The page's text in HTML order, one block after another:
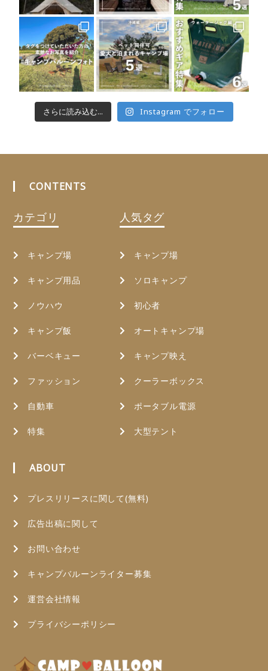
さらに読み込む... Instagram でフォロー
CONTENTS
カテゴリ
キャンプ場
キャンプ用品
ノウハウ
キャンプ飯
バーベキュー
ファッション
自動車
特集
人気タグ
キャンプ場
ソロキャンプ
初心者
オートキャンプ場
キャンプ映え
クーラーボックス
ポータブル電源
大型テント
ABOUT
プレスリリースに関して(無料)
広告出稿に関して
お問い合わせ
キャンプバルーンライター募集
運営会社情報
プライバシーポリシー